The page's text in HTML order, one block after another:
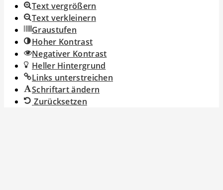
Text vergrößern
Text verkleinern
Graustufen
Hoher Kontrast
Negativer Kontrast
Heller Hintergrund
Links unterstreichen
Schriftart ändern
Zurücksetzen